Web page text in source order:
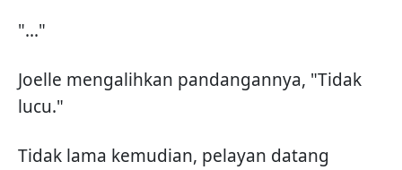
"..."
Joelle mengalihkan pandangannya, "Tidak
lucu."
Tidak lama kemudian, pelayan datang